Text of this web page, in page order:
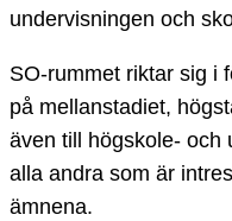
undervisningen och
SO-rummet riktar sig i
på mellanstadiet,
även till högskole- och
alla andra som är
ämnena.